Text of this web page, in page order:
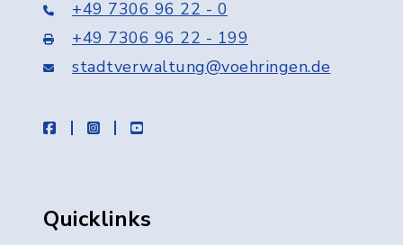
+49 7306 96 22 - 0
+49 7306 96 22 - 199
stadtverwaltung@voehringen.de
facebookinstagramyoutube
Quicklinks